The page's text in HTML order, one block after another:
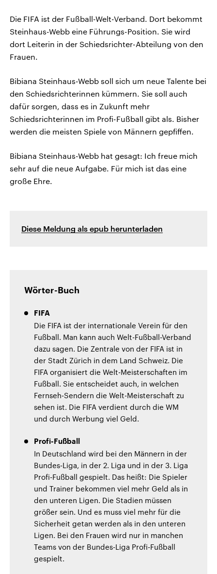
Die FIFA ist der Fußball-Welt-Verband. Dort bekommt
Steinhaus-Webb eine Führungs-Position. Sie wird
dort Leiterin in der Schiedsrichter-Abteilung von den
Frauen.
Bibiana Steinhaus-Webb soll sich um neue Talente bei
den Schiedsrichterinnen kümmern. Sie soll auch
dafür sorgen, dass es in Zukunft mehr
Schiedsrichterinnen im Profi-Fußball gibt als. Bisher
werden die meisten Spiele von Männern gepfiffen.
Bibiana Steinhaus-Webb hat gesagt: Ich freue mich
sehr auf die neue Aufgabe. Für mich ist das eine
große Ehre.
Diese Meldung als epub herunterladen
Wörter-Buch
FIFA
Die FIFA ist der internationale Verein für den
Fußball. Man kann auch Welt-Fußball-Verband
dazu sagen. Die Zentrale von der FIFA ist in
der Stadt Zürich in dem Land Schweiz. Die
FIFA organisiert die Welt-Meisterschaften im
Fußball. Sie entscheidet auch, in welchen
Fernseh-Sendern die Welt-Meisterschaft zu
sehen ist. Die FIFA verdient durch die WM
und durch Werbung viel Geld.
Profi-Fußball
In Deutschland wird bei den Männern in der
Bundes-Liga, in der 2. Liga und in der 3. Liga
Profi-Fußball gespielt. Das heißt: Die Spieler
und Trainer bekommen viel mehr Geld als in
den unteren Ligen. Die Stadien müssen
größer sein. Und es muss viel mehr für die
Sicherheit getan werden als in den unteren
Ligen. Bei den Frauen wird nur in manchen
Teams von der Bundes-Liga Profi-Fußball
gespielt.